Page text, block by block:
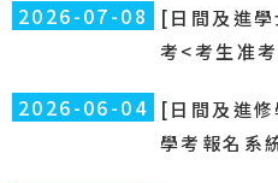
2026-07-08
[日間及進
考<考生准
2026-06-04
[日間及進
學考報名系